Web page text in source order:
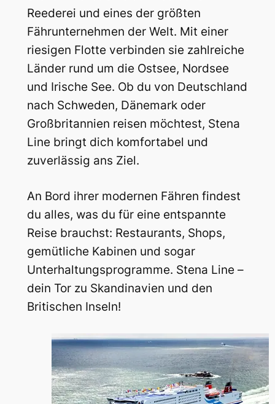
Reederei und eines der größten
Fährunternehmen der Welt. Mit einer
riesigen Flotte verbinden sie zahlreiche
Länder rund um die Ostsee, Nordsee
und Irische See. Ob du von Deutschland
nach Schweden, Dänemark oder
Großbritannien reisen möchtest, Stena
Line bringt dich komfortabel und
zuverlässig ans Ziel.
An Bord ihrer modernen Fähren findest
du alles, was du für eine entspannte
Reise brauchst: Restaurants, Shops,
gemütliche Kabinen und sogar
Unterhaltungsprogramme. Stena Line –
dein Tor zu Skandinavien und den
Britischen Inseln!